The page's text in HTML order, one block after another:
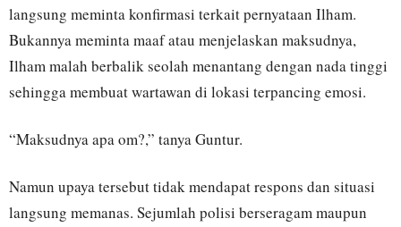
langsung meminta konfirmasi terkait pernyataan Ilham.
Bukannya meminta maaf atau menjelaskan maksudnya,
Ilham malah berbalik seolah menantang dengan nada tinggi
sehingga membuat wartawan di lokasi terpancing emosi.
“Maksudnya apa om?,” tanya Guntur.
Namun upaya tersebut tidak mendapat respons dan situasi
langsung memanas. Sejumlah polisi berseragam maupun